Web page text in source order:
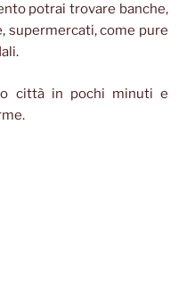
potrai trovare banche,
supermercati, come pure
città in pochi minuti e